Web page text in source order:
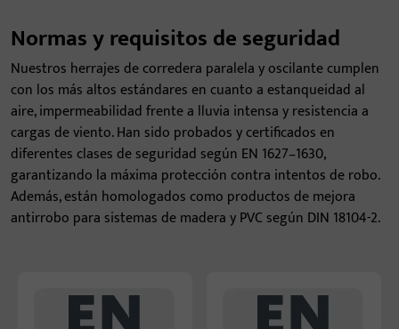
Normas y requisitos de seguridad
Nuestros herrajes de corredera paralela y oscilante cumplen
con los más altos estándares en cuanto a estanqueidad al
aire, impermeabilidad frente a lluvia intensa y resistencia a
cargas de viento. Han sido probados y certificados en
diferentes clases de seguridad según EN 1627–1630,
garantizando la máxima protección contra intentos de robo.
Además, están homologados como productos de mejora
antirrobo para sistemas de madera y PVC según DIN 18104-2.